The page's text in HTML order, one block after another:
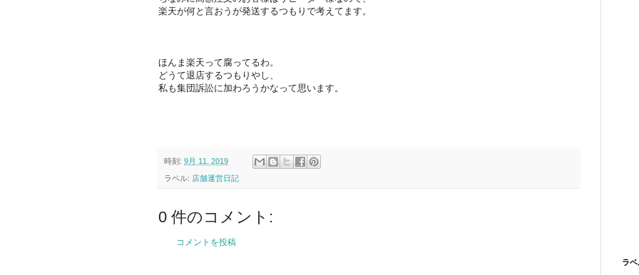
楽天が何と言おうが発送するつもりで考えてます。
ほんま楽天って腐ってるわ。
どうて退店するつもりやし、
私も集団訴訟に加わろうかなって思います。
時刻: 9月 11, 2019
ラベル: 店舗運営日記
0 件のコメント:
コメントを投稿
ラベ